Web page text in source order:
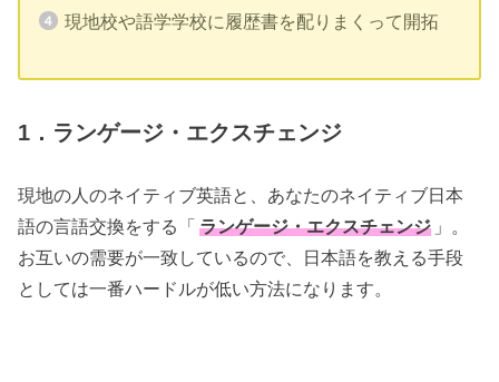
現地校や語学学校に履歴書を配りまくって開拓
1．ランゲージ・エクスチェンジ
現地の人のネイティブ英語と、あなたのネイティブ日本
語の言語交換をする「 ランゲージ・エクスチェンジ 」。
お互いの需要が一致しているので、日本語を教える手段
としては一番ハードルが低い方法になります。